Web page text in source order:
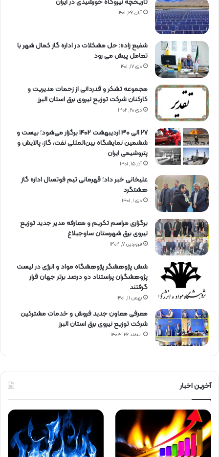
تاریخچه نیروگاه خورشیدی در ایران
آبان ۲۶, ۱۴۰۱
شفیع زاده: حل مشکلات در اداره گاز کمال شهر با
تعامل پیش می رود
دی ۱۷, ۱۴۰۱
مجموعه تشکر و قدردانی از زحمات مدیریت و
کارکنان شرکت توزیع نیروی برق استان البرز
دی ۲۰, ۱۴۰۲
27 الی 30 اردیبهشت 1402 برگزار می‌شود؛ بیست و
ششمین نمایشگاه بین‌المللی نفت، گاز، پالایش و
پتروشیمی ایران
آذر ۱۵, ۱۴۰۱
علیخانی خبر داد؛ قهرمانی تیم فوتسال اداره گاز
هشتگرد
دی ۱, ۱۴۰۱
برگزاری مراسم تكریم و معارفه مدیر جدید توزیع
نیروی برق شهرستان ساوجبلاغ
فروردین ۷, ۱۴۰۴
شش پژوهشگر پژوهشگاه مواد و انرژی در لیست
پژوهشگران پراستناد دو درصد برتر جهان قرار
گرفتند
بهمن ۱۱, ۱۴۰۱
معرفی معاون جدید فروش و خدمات مشتركین
شركت توزیع نیروی برق استان البرز
اسفند ۲۶, ۱۴۰۳
آخرین اخبار